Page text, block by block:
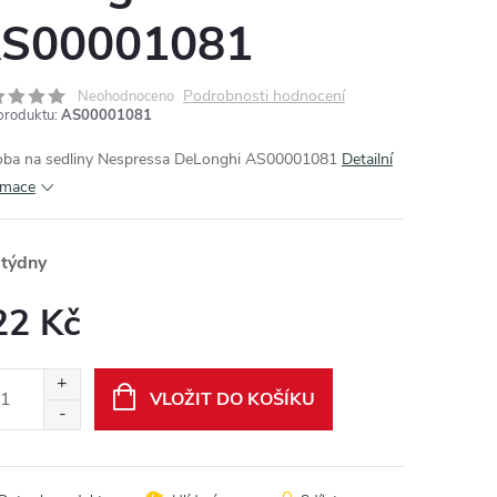
Neohodnoceno Podrobnosti hodnocení
AS00001081
na sedliny Nespressa DeLonghi AS00001081 Detailní
Kč
VLOŽIT DO KOŠÍKU